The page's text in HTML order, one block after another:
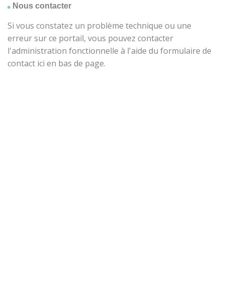
Nous contacter
Si vous constatez un problème technique ou une
erreur sur ce portail, vous pouvez contacter
l'administration fonctionnelle à l'aide du formulaire de
contact ici en bas de page.